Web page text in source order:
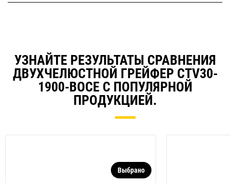
УЗНАЙТЕ РЕЗУЛЬТАТЫ СРАВНЕНИЯ
ДВУХЧЕЛЮСТНОЙ ГРЕЙФЕР CTV30-
1900-BOCE С ПОПУЛЯРНОЙ
ПРОДУКЦИЕЙ.
Выбрано